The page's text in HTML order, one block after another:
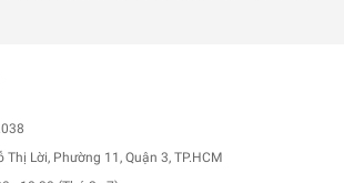
Lời, Phường 11, Quận 3, TP.HCM